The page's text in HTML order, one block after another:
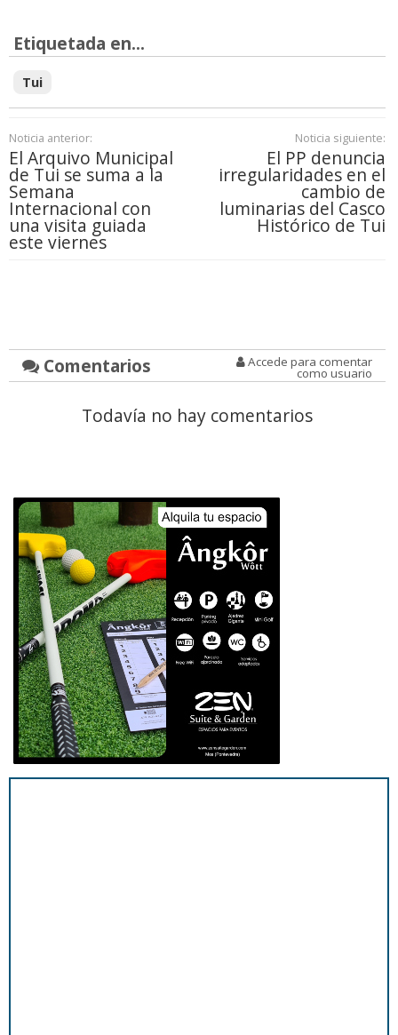
Etiquetada en...
Tui
Noticia anterior:
El Arquivo Municipal
de Tui se suma a la
Semana
Internacional con
una visita guiada
este viernes
Noticia siguiente:
El PP denuncia
irregularidades en el
cambio de
luminarias del Casco
Histórico de Tui
Comentarios Accede para comentar
como usuario
Todavía no hay comentarios